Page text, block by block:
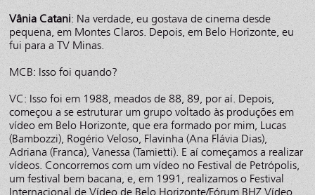
Vânia Catani: Na verdade, eu gostava de cinema desde
pequena, em Montes Claros. Depois, em Belo Horizonte, eu
fui para a TV Minas.
MCB: Isso foi quando?
VC: Isso foi em 1988, meados de 88, 89, por aí. Depois,
começou a se estruturar um grupo voltado às produções em
vídeo em Belo Horizonte, que era formado por mim, Lucas
(Bambozzi), Rogério Veloso, Flavinha (Ana Flávia Dias),
Adriana (Franca), Vanessa (Tamietti). E aí começamos a realizar
vídeos. Concorremos com um vídeo no Festival de Petrópolis,
um festival bem bacana, e, em 1991, realizamos o Festival
Internacional de Vídeo de Belo Horizonte/Fórum BHZ Vídeo.